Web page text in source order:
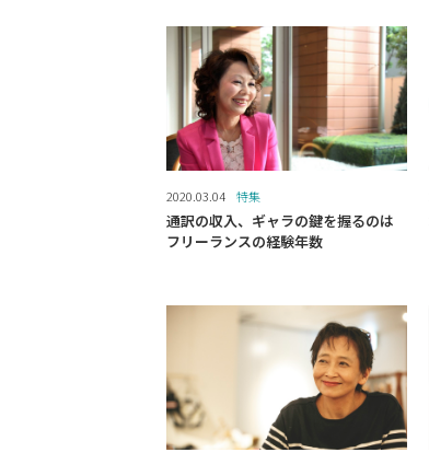
2020.03.04 特集
通訳の収入、ギャラの鍵を握るのは
フリーランスの経験年数